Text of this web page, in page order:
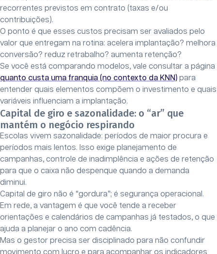
recorrentes previstos em contrato (taxas e/ou
contribuições).
O ponto é que esses custos precisam ser avaliados pelo
valor que entregam na rotina: acelera implantação? melhora
conversão? reduz retrabalho? aumenta retenção?
Se você está comparando modelos, vale consultar a página
quanto custa uma franquia (no contexto da KNN) para
entender quais elementos compõem o investimento e quais
variáveis influenciam a implantação.
Capital de giro e sazonalidade: o “ar” que
mantém o negócio respirando
Escolas vivem sazonalidade: períodos de maior procura e
períodos mais lentos. Isso exige planejamento de
campanhas, controle de inadimplência e ações de retenção
para que o caixa não despenque quando a demanda
diminui.
Capital de giro não é “gordura”; é segurança operacional.
Em rede, a vantagem é que você tende a receber
orientações e calendários de campanhas já testados, o que
ajuda a planejar o ano com cadência.
Mas o gestor precisa ser disciplinado para não confundir
movimento com lucro e para acompanhar os indicadores